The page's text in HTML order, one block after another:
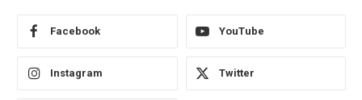
Facebook YouTube
Instagram Twitter